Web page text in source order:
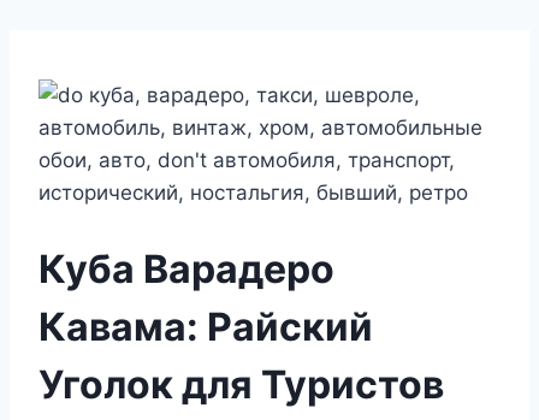
Куба Варадеро
Кавама: Райский
Уголок для Туристов